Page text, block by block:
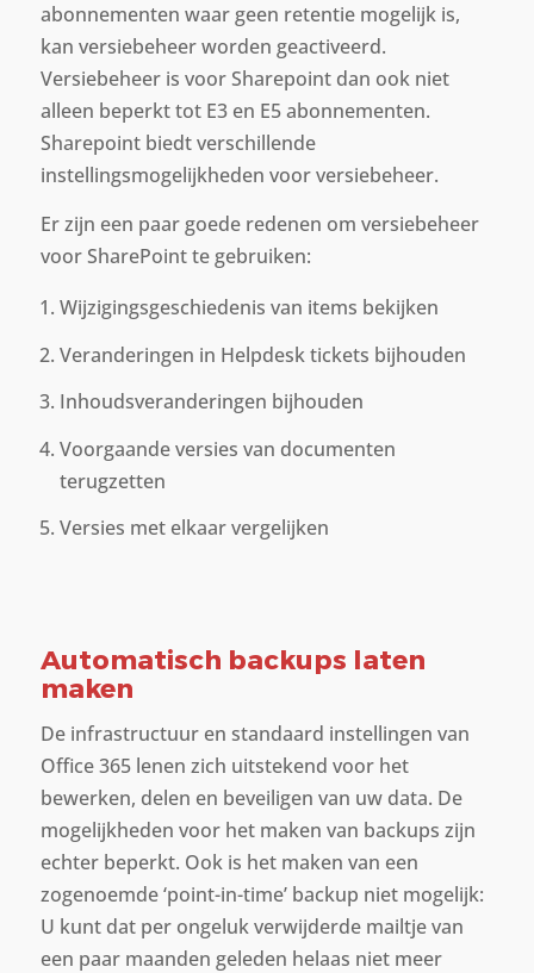
abonnementen waar geen retentie mogelijk is,
kan versiebeheer worden geactiveerd.
Versiebeheer is voor Sharepoint dan ook niet
alleen beperkt tot E3 en E5 abonnementen.
Sharepoint biedt verschillende
instellingsmogelijkheden voor versiebeheer.
Er zijn een paar goede redenen om versiebeheer
voor SharePoint te gebruiken:
Wijzigingsgeschiedenis van items bekijken
Veranderingen in Helpdesk tickets bijhouden
Inhoudsveranderingen bijhouden
Voorgaande versies van documenten
terugzetten
Versies met elkaar vergelijken
Automatisch backups laten
maken
De infrastructuur en standaard instellingen van
Office 365 lenen zich uitstekend voor het
bewerken, delen en beveiligen van uw data. De
mogelijkheden voor het maken van backups zijn
echter beperkt. Ook is het maken van een
zogenoemde ‘point-in-time’ backup niet mogelijk:
U kunt dat per ongeluk verwijderde mailtje van
een paar maanden geleden helaas niet meer